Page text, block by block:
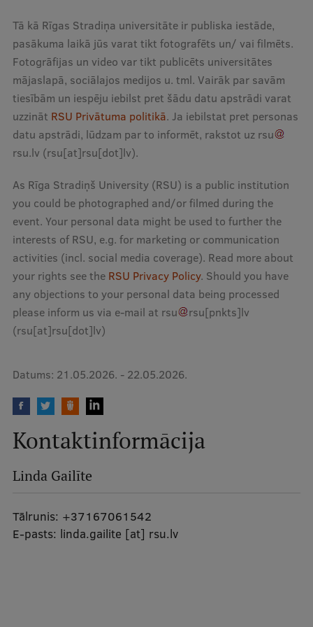
RSU zinātnes portāls
Zinātnes ietekme
Pētniecības platformas
Doktorantūras skola
Pētniecības pakalpojumi
Zinātnieku brokastis
Vertikāli integrētie projekti
Zinātniskās konferences
Inovāciju centrs
Starptautiskā sadarbība
Mobilitātes programmas
Starptautiskie sadarbības partneri
EURAXESS RSU kontaktpunkts
Tā kā Rīgas Stradiņa universitāte ir publiska iestāde,
pasākuma laikā jūs varat tikt fotografēts un/ vai filmēts.
Fotogrāfijas un video var tikt publicēts universitātes
mājaslapā, sociālajos medijos u. tml. Vairāk par savām
tiesībām un iespēju iebilst pret šādu datu apstrādi varat
uzzināt RSU Privātuma politikā. Ja iebilstat pret personas
datu apstrādi, lūdzam par to informēt, rakstot uz rsu
rsu.lv (rsu[at]rsu[dot]lv).
As Rīga Stradiņš University (RSU) is a public institution
you could be photographed and/or filmed during the
event. Your personal data might be used to further the
interests of RSU, e.g. for marketing or communication
activities (incl. social media coverage). Read more about
your rights see the RSU Privacy Policy. Should you have
any objections to your personal data being processed
please inform us via e-mail at rsu rsu[pnkts]lv
(rsu[at]rsu[dot]lv)
Datums: 21.05.2026. - 22.05.2026.
Kontaktinformācija
Linda Gailīte
Tālrunis: +37167061542
E-pasts: linda.gailite [at] rsu.lv